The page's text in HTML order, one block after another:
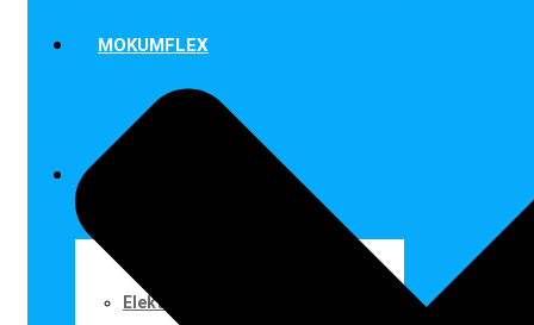
MOKUMFLEX
Elektrische taxi